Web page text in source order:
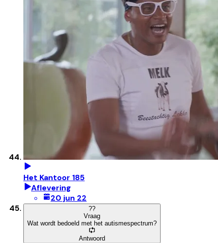
Het Kantoor 185
Aflevering
20 jun 22
??
Vraag
Wat wordt bedoeld met het autismespectrum?
Antwoord